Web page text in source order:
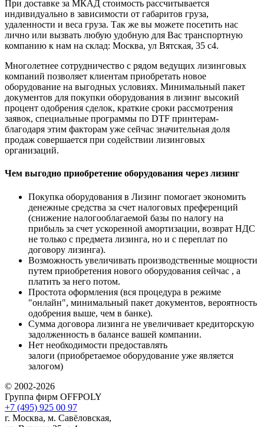
При доставке за МКАД стоимость рассчитывается
индивидуально в зависимости от габаритов груза,
удаленности и веса груза. Так же вы можете посетить нас
лично или вызвать любую удобную для Вас транспортную
компанию к нам на склад: Москва, ул Вятская, 35 c4.
Многолетнее сотрудничество с рядом ведущих лизинговых
компаний позволяет клиентам приобретать новое
оборудование на выгодных условиях. Минимальный пакет
документов для покупки оборудования в лизинг высокий
процент одобрения сделок, краткие сроки рассмотрения
заявок, специальные программы по DTF принтерам-
благодаря этим факторам уже сейчас значительная доля
продаж совершается при содействии лизинговых
организаций.
Чем выгодно приобретение оборудования через лизинг
Покупка оборудования в Лизинг помогает экономить
денежные средства за счет налоговых преференций
(снижение налогооблагаемой базы по налогу на
прибыль за счет ускоренной амортизации, возврат НДС
не только с предмета лизинга, но и с переплат по
договору лизинга).
Возможность увеличивать производственные мощности
путем приобретения нового оборудования сейчас , а
платить за него потом.
Простота оформления (вся процедура в режиме
"онлайн", минимальный пакет документов, вероятность
одобрения выше, чем в банке).
Сумма договора лизинга не увеличивает кредиторскую
задолженность в балансе вашей компании.
Нет необходимости предоставлять
залоги (приобретаемое оборудование уже является
залогом)
© 2002-2026
Группа фирм OFFPOLY
+7 (495) 925 00 97
г. Москва, м. Савёловская,